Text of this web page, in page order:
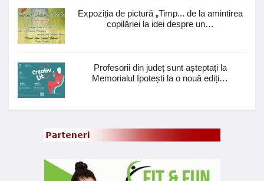
Expoziția de pictură „Timp... de la amintirea
copilăriei la idei despre un…
Profesorii din județ sunt așteptați la
Memorialul Ipotești la o nouă ediți…